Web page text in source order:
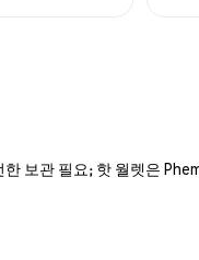
보관 필요; 핫 월렛은